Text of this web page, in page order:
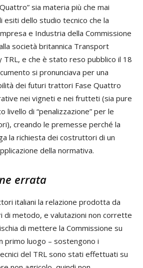
sia materia più che mai
esiti dello studio tecnico che la
e Industria della Commissione
società britannica Transport
TRL, e che è stato reso pubblico il 18
si pronunciava per una
dei futuri trattori Fase Quattro
nei vigneti e nei frutteti (sia pure
livello di “penalizzazione” per le
creando le premesse perché la
la richiesta dei costruttori di un
della normativa.
errata
italiani la relazione prodotta da
di metodo, e valutazioni non corrette
di mettere la Commissione su
primo luogo – sostengono i
del TRL sono stati effettuati su